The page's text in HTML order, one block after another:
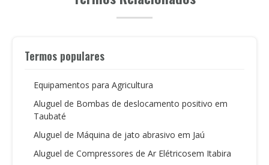
Termos populares
Equipamentos para Agricultura
Aluguel de Bombas de deslocamento positivo em
Taubaté
Aluguel de Máquina de jato abrasivo em Jaú
Aluguel de Compressores de Ar Elétricosem Itabira